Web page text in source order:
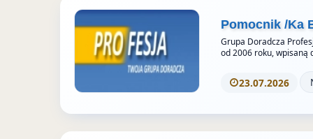
k
u
e
S
t
o
e
s
Pomocnik /Ka
Grupa Doradcza
od 2006 roku, wpisaną
23.07.2026